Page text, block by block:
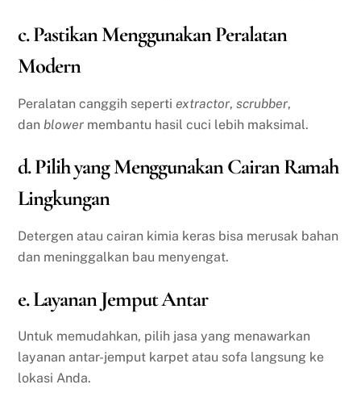
c. Pastikan Menggunakan Peralatan
Modern
Peralatan canggih sepertiextractor,scrubber,
dan blower membantu hasil cuci lebih maksimal.
d. Pilih yang Menggunakan Cairan Ramah
Lingkungan
Detergen atau cairan kimia keras bisa merusak bahan
dan meninggalkan bau menyengat.
e. Layanan Jemput Antar
Untuk memudahkan, pilih jasa yang menawarkan
layanan antar-jemput karpet atau sofa langsung ke
lokasi Anda.